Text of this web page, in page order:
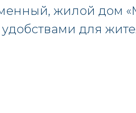
жилой дом
для